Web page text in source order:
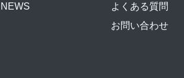
NEWS
よくある質問
お問い合わせ